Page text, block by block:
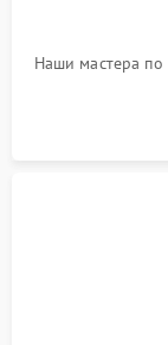
Наши мастера